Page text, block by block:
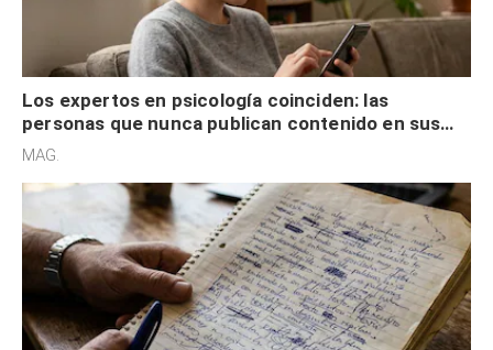
Los expertos en psicología coinciden: las
personas que nunca publican contenido en sus
redes sociales no pretenden buscar validación
MAG.